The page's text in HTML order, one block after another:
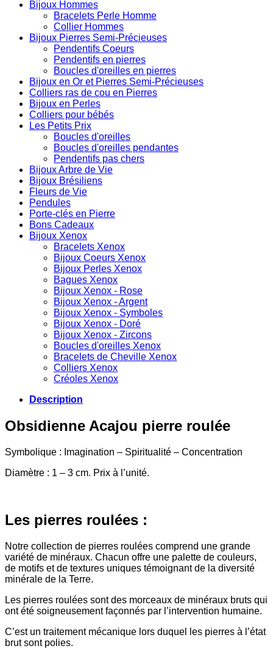
Bijoux Hommes
Bracelets Perle Homme
Collier Hommes
Bijoux Pierres Semi-Précieuses
Pendentifs Coeurs
Pendentifs en pierres
Boucles d'oreilles en pierres
Bijoux en Or et Pierres Semi-Précieuses
Colliers ras de cou en Pierres
Bijoux en Perles
Colliers pour bébés
Les Petits Prix
Boucles d'oreilles
Boucles d'oreilles pendantes
Pendentifs pas chers
Bijoux Arbre de Vie
Bijoux Brésiliens
Fleurs de Vie
Pendules
Porte-clés en Pierre
Bons Cadeaux
Bijoux Xenox
Bracelets Xenox
Bijoux Coeurs Xenox
Bijoux Perles Xenox
Bagues Xenox
Bijoux Xenox - Rose
Bijoux Xenox - Argent
Bijoux Xenox - Symboles
Bijoux Xenox - Doré
Bijoux Xenox - Zircons
Boucles d'oreilles Xenox
Bracelets de Cheville Xenox
Colliers Xenox
Créoles Xenox
Description
Obsidienne Acajou pierre roulée
Symbolique : Imagination – Spiritualité – Concentration
Diamètre : 1 – 3 cm. Prix à l’unité.
Les pierres roulées :
Notre collection de pierres roulées comprend une grande
variété de minéraux. Chacun offre une palette de couleurs,
de motifs et de textures uniques témoignant de la diversité
minérale de la Terre.
Les pierres roulées sont des morceaux de minéraux bruts qui
ont été soigneusement façonnés par l’intervention humaine.
C’est un traitement mécanique lors duquel les pierres à l’état
brut sont polies.